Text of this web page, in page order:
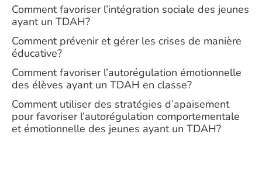
Comment favoriser l’intégration sociale des jeunes
ayant un TDAH?
Comment prévenir et gérer les crises de manière
éducative?
Comment favoriser l’autorégulation émotionnelle
des élèves ayant un TDAH en classe?
Comment utiliser des stratégies d’apaisement
pour favoriser l’autorégulation comportementale
et émotionnelle des jeunes ayant un TDAH?